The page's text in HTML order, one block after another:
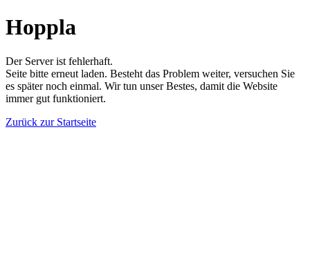
Hoppla
Der Server ist fehlerhaft.
Seite bitte erneut laden. Besteht das Problem weiter, versuchen Sie
es später noch einmal. Wir tun unser Bestes, damit die Website
immer gut funktioniert.
Zurück zur Startseite